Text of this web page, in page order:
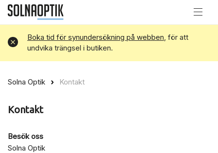
Boka tid för synundersökning på webben, för att
undvika trängsel i butiken.
Avvisa
Solna Optik Kontakt
Kontakt
Besök oss
Solna Optik